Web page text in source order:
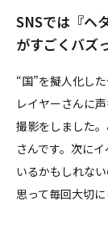
SNSでは『ヘ
がすごくバズ
“国”を擬人化し
レイヤーさんに
撮影をしました
さんです。次に
いるかもしれな
思って毎回大切に